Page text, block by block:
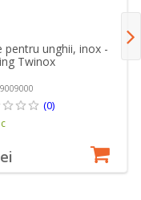
pentru unghii, inox -
Twinox
(0)